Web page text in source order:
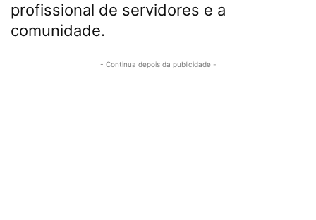
profissional de servidores e a
comunidade.
- Continua depois da publicidade -